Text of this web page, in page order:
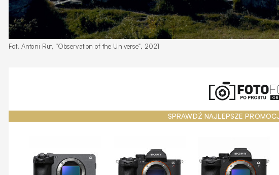
Fot. Antoni Rut, "Observation of the Universe", 2021
SPRAWDŹ NAJLEPSZE